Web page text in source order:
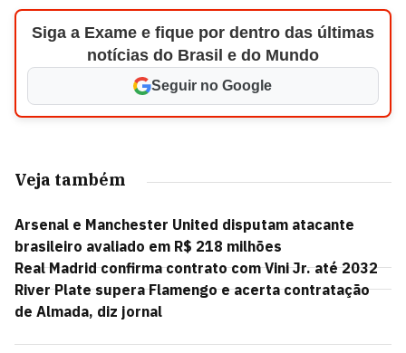
Siga a Exame e fique por dentro das últimas
notícias do Brasil e do Mundo
Seguir no Google
Veja também
Arsenal e Manchester United disputam atacante
brasileiro avaliado em R$ 218 milhões
Real Madrid confirma contrato com Vini Jr. até 2032
River Plate supera Flamengo e acerta contratação
de Almada, diz jornal